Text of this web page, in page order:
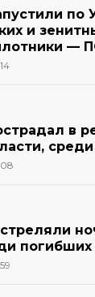
по
и
—
в